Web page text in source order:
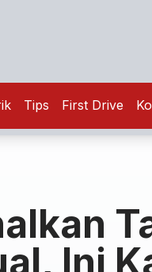
Tips First Drive
Ini